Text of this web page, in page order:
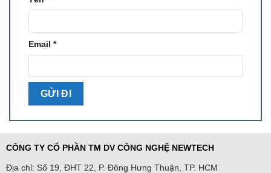
Email *
CÔNG TY CỔ PHẦN TM DV CÔNG NGHỆ NEWTECH
Địa chỉ: Số 19, ĐHT 22, P. Đông Hưng Thuận, TP. HCM